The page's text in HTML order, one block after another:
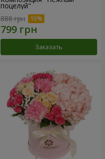
поцелуй"
888 грн
Заказать